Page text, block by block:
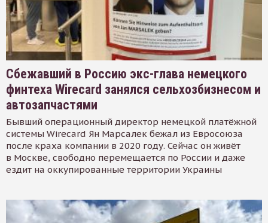
Сбежавший в Россию экс-глава немецкого
финтеха Wirecard занялся сельхозбизнесом и
автозапчастями
Бывший операционный директор немецкой платёжной
системы Wirecard Ян Марсалек бежал из Евросоюза
после краха компании в 2020 году. Сейчас он живёт
в Москве, свободно перемещается по России и даже
ездит на оккупированные территории Украины